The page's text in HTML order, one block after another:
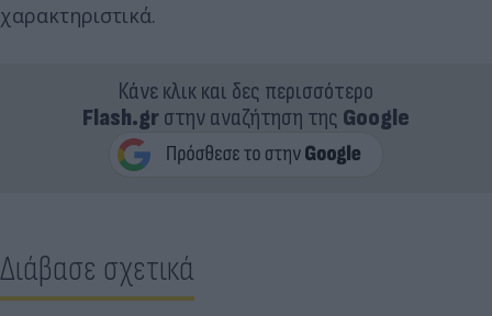
χαρακτηριστικά.
Κάνε κλικ και δες περισσότερο
Flash.grστην αναζήτηση της Google
Διάβασε σχετικά